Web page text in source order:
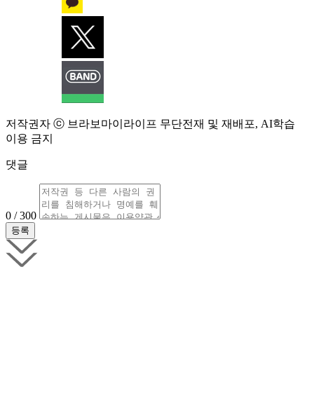
저작권자 ⓒ 브라보마이라이프 무단전재 및 재배포, AI학습
이용 금지
댓글
0 / 300